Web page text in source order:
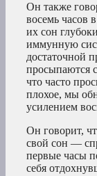
Он также
восемь часов
их сон
иммунную
достаточной
просыпаются
что часто
плохое, мы
усилением
Он говорит,
свой сон —
первые часы
себя